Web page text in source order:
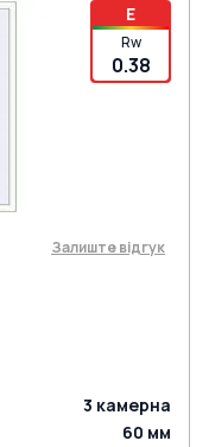
E
Rw
0.38
Залиште відгук
3 камерна
60 мм